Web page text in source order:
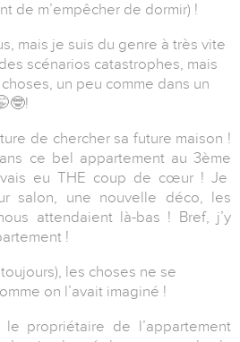
de m’empêcher de dormir) !
mais je suis du genre à très vite
scénarios catastrophes, mais
un peu comme dans un
!
de chercher sa future maison !
ce bel appartement au 3ème
eu THE coup de cœur ! Je
salon, une nouvelle déco, les
attendaient là-bas ! Bref, j’y
!
les choses ne se
on l’avait imaginé !
le propriétaire de l’appartement